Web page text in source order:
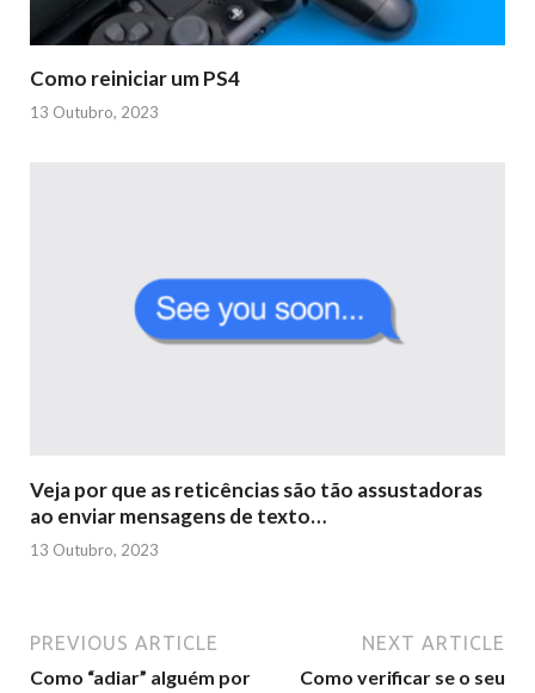
Como reiniciar um PS4
13 Outubro, 2023
Veja por que as reticências são tão assustadoras
ao enviar mensagens de texto…
13 Outubro, 2023
PREVIOUS ARTICLE
Como “adiar” alguém por
NEXT ARTICLE
Como verificar se o seu